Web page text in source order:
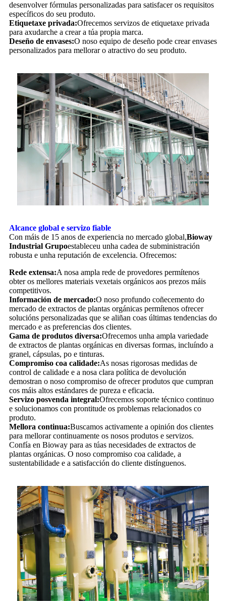
desenvolver fórmulas personalizadas para satisfacer os requisitos
específicos do seu produto.
Etiquetaxe privada:Ofrecemos servizos de etiquetaxe privada
para axudarche a crear a túa propia marca.
Deseño de envases:O noso equipo de deseño pode crear envases
personalizados para mellorar o atractivo do seu produto.
Alcance global e servizo fiable
Con máis de 15 anos de experiencia no mercado global,Bioway
Industrial Grupoestableceu unha cadea de subministración
robusta e unha reputación de excelencia. Ofrecemos:
Rede extensa:A nosa ampla rede de provedores permítenos
obter os mellores materiais vexetais orgánicos aos prezos máis
competitivos.
Información de mercado:O noso profundo coñecemento do
mercado de extractos de plantas orgánicas permítenos ofrecer
solucións personalizadas que se aliñan coas últimas tendencias do
mercado e as preferencias dos clientes.
Gama de produtos diversa:Ofrecemos unha ampla variedade
de extractos de plantas orgánicas en diversas formas, incluíndo a
granel, cápsulas, po e tinturas.
Compromiso coa calidade:As nosas rigorosas medidas de
control de calidade e a nosa clara política de devolución
demostran o noso compromiso de ofrecer produtos que cumpran
cos máis altos estándares de pureza e eficacia.
Servizo posvenda integral:Ofrecemos soporte técnico continuo
e solucionamos con prontitude os problemas relacionados co
produto.
Mellora continua:Buscamos activamente a opinión dos clientes
para mellorar continuamente os nosos produtos e servizos.
Confía en Bioway para as túas necesidades de extractos de
plantas orgánicas. O noso compromiso coa calidade, a
sustentabilidade e a satisfacción do cliente distínguenos.